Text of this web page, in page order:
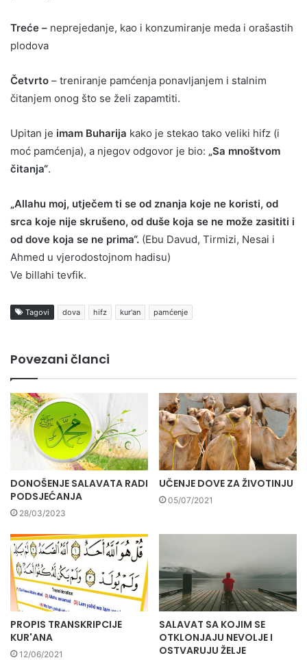
Treće – neprejedanje, kao i konzumiranje meda i orašastih
plodova
Četvrto – treniranje pamćenja ponavljanjem i stalnim
čitanjem onog što se želi zapamtiti.
Upitan je imam Buharija kako je stekao tako veliki hifz (i
moć pamćenja), a njegov odgovor je bio: „Sa mnoštvom
čitanja“.
„Allahu moj, utječem ti se od znanja koje ne koristi, od
srca koje nije skrušeno, od duše koja se ne može zasititi i
od dove koja se ne prima“. (Ebu Davud, Tirmizi, Nesai i
Ahmed u vjerodostojnom hadisu)
Ve billahi tevfik.
Tagovi dova hifz kur'an pamćenje
Povezani članci
DONOŠENJE SALAVATA RADI
PODSJEĆANJA
28/03/2023
UČENJE DOVE ZA ŽIVOTINJU
05/07/2021
PROPIS TRANSKRIPCIJE
KUR'ANA
12/06/2021
SALAVAT SA KOJIM SE
OTKLONJAJU NEVOLJE I
OSTVARUJU ŽELJE